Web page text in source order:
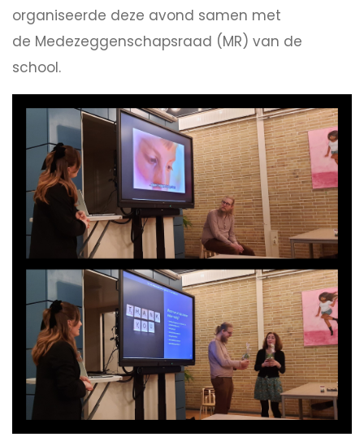
organiseerde deze avond samen met
de Medezeggenschapsraad (MR) van de
school.